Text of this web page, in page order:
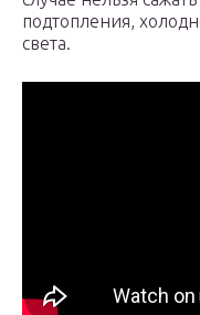
подтопления,
света.